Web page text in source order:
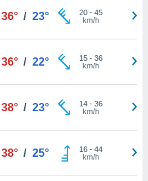
36° / 23° 20- 45
km/h
36° / 22° 15- 36
km/h
38° / 23° 14- 36
km/h
38° / 25° 16- 44
km/h